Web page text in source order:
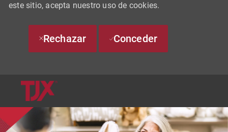
este sitio, acepta nuestro uso de cookies.
Rechazar Conceder